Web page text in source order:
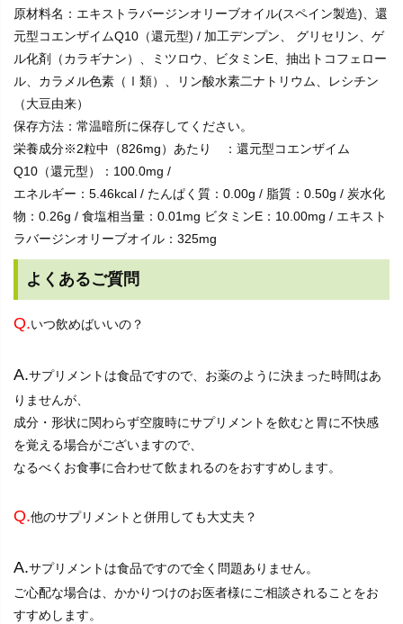
原材料名：エキストラバージンオリーブオイル(スペイン製造)、還
元型コエンザイムQ10（還元型) / 加工デンプン、 グリセリン、ゲ
ル化剤（カラギナン）、ミツロウ、ビタミンE、抽出トコフェロー
ル、カラメル色素（Ⅰ類）、リン酸水素二ナトリウム、レシチン
（大豆由来）
保存方法：常温暗所に保存してください。
栄養成分※2粒中（826mg）あたり ：還元型コエンザイム
Q10（還元型）：100.0mg /
エネルギー：5.46kcal / たんぱく質：0.00g / 脂質：0.50g / 炭水化
物：0.26g / 食塩相当量：0.01mg ビタミンE：10.00mg / エキスト
ラバージンオリーブオイル：325mg
よくあるご質問
Q.いつ飲めばいいの？
A.サプリメントは食品ですので、お薬のように決まった時間はあ
りませんが、
成分・形状に関わらず空腹時にサプリメントを飲むと胃に不快感
を覚える場合がございますので、
なるべくお食事に合わせて飲まれるのをおすすめします。
Q.他のサプリメントと併用しても大丈夫？
A.サプリメントは食品ですので全く問題ありません。
ご心配な場合は、かかりつけのお医者様にご相談されることをお
すすめします。